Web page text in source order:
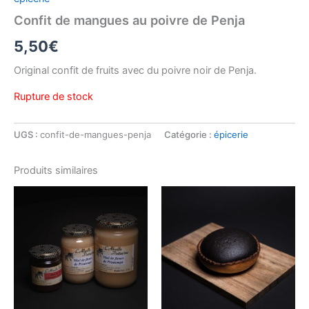
Confit de mangues au poivre de Penja
5,50€
Original confit de fruits avec du poivre noir de Penja.
Rupture de stock
UGS : confit-de-mangues-penja Catégorie : épicerie
Produits similaires